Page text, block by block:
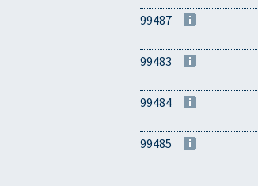
99487
99483
99484
99485